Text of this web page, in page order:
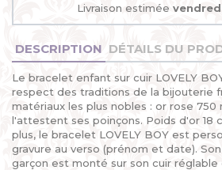
Livraison estimée
DESCRIPTION DÉTAILS DU
Le bracelet enfant sur cuir LOVELY
respect des traditions de la bijouterie
matériaux les plus nobles : or rose 750
l'attestent ses poinçons. Poids d'or 18
plus, le bracelet LOVELY BOY est
gravure au verso (prénom et date).
garçon est monté sur son cuir